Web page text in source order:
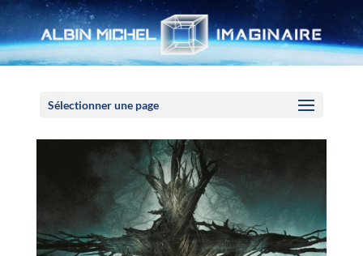
Sélectionner une page
Panneau de gestion des cookies